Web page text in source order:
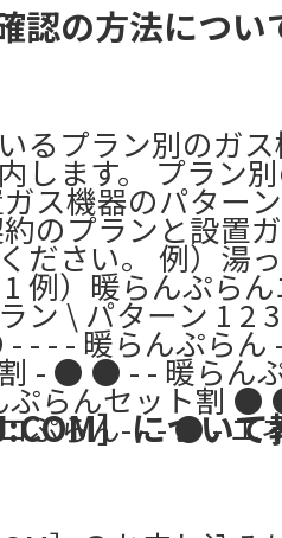
認の方法につい
るプラン別のガ
します。 プラン
ス機器のパター
のプランと設置
ださい。 例）湯
例）暖らんぷら
ン \ パターン 1 2
- - - 暖らんぷら
- ● ● - - 暖らん
らんセット割
ぷらん- - - ● - エ
］について